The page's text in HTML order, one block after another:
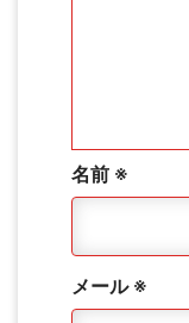
名前 ※
メール ※